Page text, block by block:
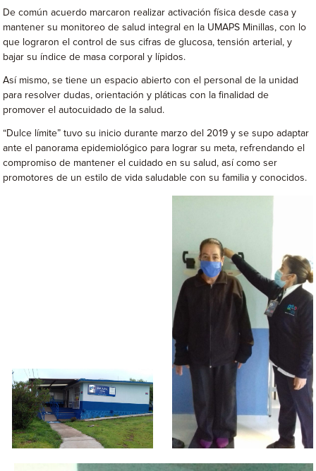
De común acuerdo marcaron realizar activación física desde casa y
mantener su monitoreo de salud integral en la UMAPS Minillas, con lo
que lograron el control de sus cifras de glucosa, tensión arterial, y
bajar su índice de masa corporal y lípidos.
Así mismo, se tiene un espacio abierto con el personal de la unidad
para resolver dudas, orientación y pláticas con la finalidad de
promover el autocuidado de la salud.
“Dulce límite” tuvo su inicio durante marzo del 2019 y se supo adaptar
ante el panorama epidemiológico para lograr su meta, refrendando el
compromiso de mantener el cuidado en su salud, así como ser
promotores de un estilo de vida saludable con su familia y conocidos.